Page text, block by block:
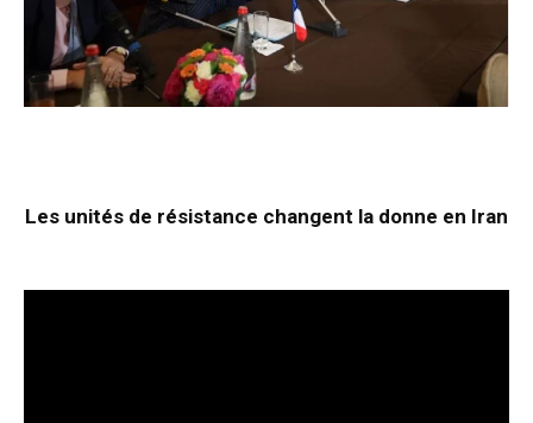
Les unités de résistance changent la donne en Iran